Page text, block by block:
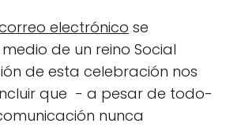
electrónico se
de un reino Social
de esta celebración nos
que - a pesar de todo-
nunca